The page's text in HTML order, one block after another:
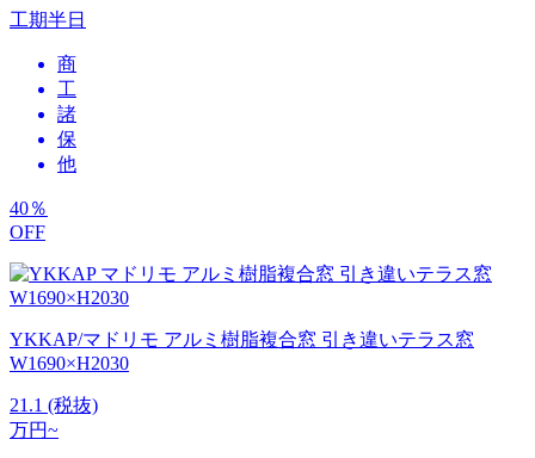
工期半日
商
工
諸
保
他
40％
OFF
YKKAP/マドリモ アルミ樹脂複合窓 引き違いテラス窓
W1690×H2030
21.1 (税抜)
万円~